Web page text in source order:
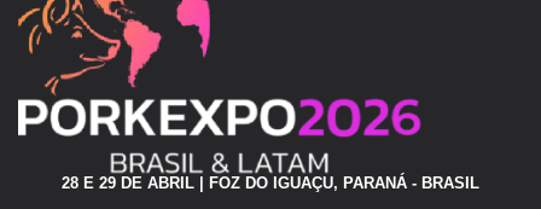
28 E 29 DE ABRIL | FOZ DO IGUAÇU, PARANÁ - BRASIL